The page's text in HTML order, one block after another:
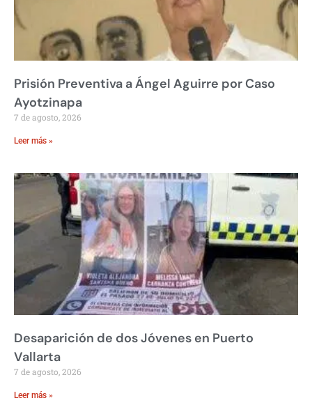
Prisión Preventiva a Ángel Aguirre por Caso
Ayotzinapa
7 de agosto, 2026
Leer más »
Desaparición de dos Jóvenes en Puerto
Vallarta
7 de agosto, 2026
Leer más »